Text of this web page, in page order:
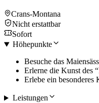
Crans-Montana
Nicht erstattbar
Sofort
Höhepunkte
Besuche das
Erlerne die Kunst des
Erlebe ein besonderes
Leistungen